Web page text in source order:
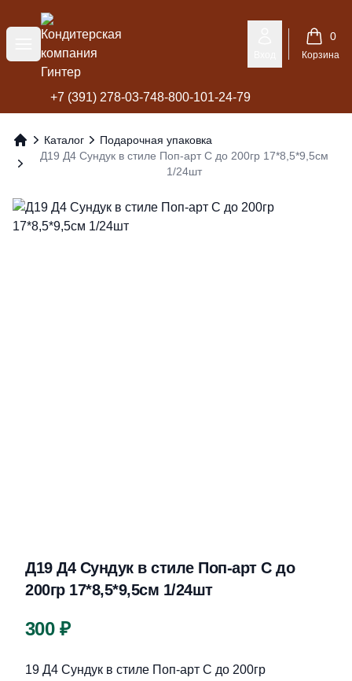
Меню
Кондитерская компания Гинтер
0
Корзина
+7 (391) 278-03-748-800-101-24-79
Главная
Каталог
Подарочная упаковка
Д19 Д4 Сундук в стиле Поп-арт С до 200гр 17*8,5*9,5см
1/24шт
Д19 Д4 Сундук в стиле Поп-арт С до
200гр 17*8,5*9,5см 1/24шт
300 ₽
Описание
19 Д4 Сундук в стиле Поп-арт С до 200гр